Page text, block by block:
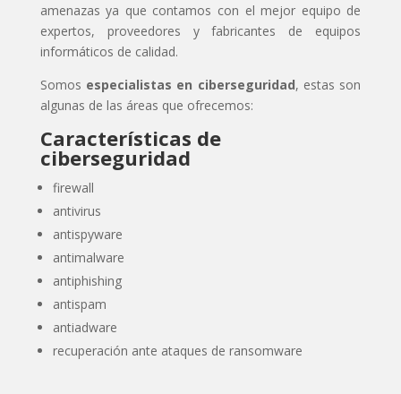
amenazas ya que contamos con el mejor equipo de
expertos, proveedores y fabricantes de equipos
informáticos de calidad.
Somos especialistas en ciberseguridad, estas son
algunas de las áreas que ofrecemos:
Características de
ciberseguridad
firewall
antivirus
antispyware
antimalware
antiphishing
antispam
antiadware
recuperación ante ataques de ransomware